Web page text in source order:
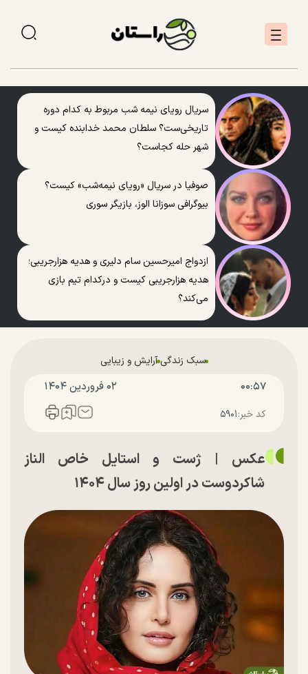
سریال رویای نیمه شب مربوط به کدام دوره
تاریخی‌ست؟ سلطان محمد خدابنده کیست و
شهر حله کجاست؟
صوفیا در سریال «رویای نیمه‌شب» کیست؟
بیوگرافی سوزانا الوز، بازیگر سوری
ازدواج امیرحسین سام دلیری و هدیه هزارجریبی؛
هدیه هزارجریبی کیست و درکدام تیم بازی
می‌کند؟
سبک زندگیآرایش و زیبایی
۰۰:۵۷ ۰۲ فروردين ۱۴۰۴
کد خبر:۵۹۰۱
عکس |‌ ژست و استایل خاص الناز
شاکردوست در اولین روز سال ۱۴۰۴